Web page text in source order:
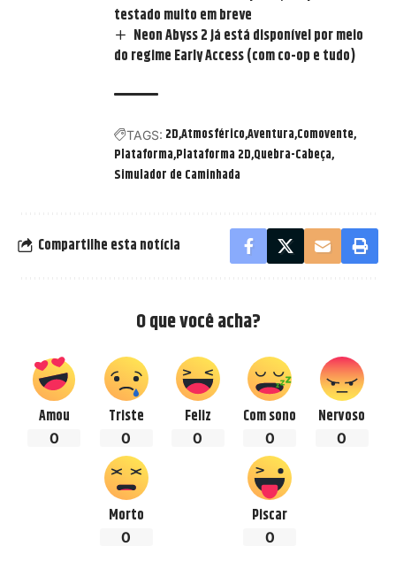
testado muito em breve
Neon Abyss 2 já está disponível por meio
do regime Early Access (com co-op e tudo)
TAGS: 2DAtmosféricoAventura Comovente
Plataforma Plataforma 2D Quebra-Cabeça
Simulador de Caminhada
Compartilhe esta notícia
O que você acha?
Amou
0
Triste
0
Feliz
0
Com sono
0
Nervoso
0
Morto
0
Piscar
0